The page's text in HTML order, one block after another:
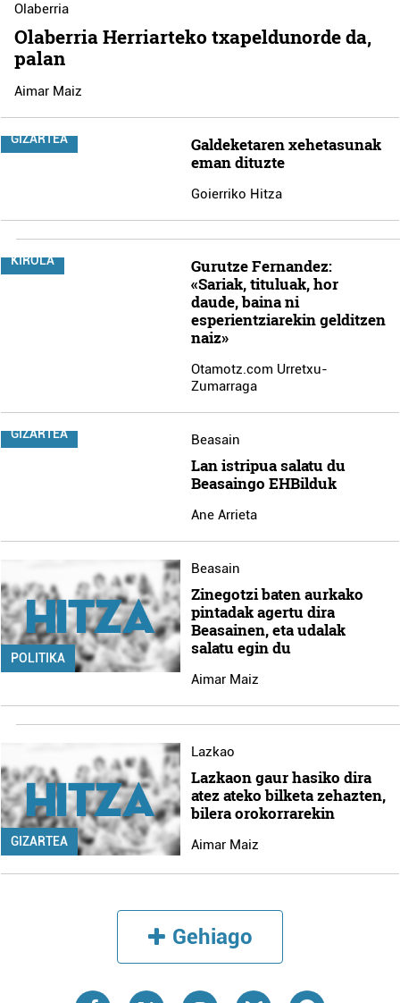
Olaberria
Olaberria Herriarteko txapeldunorde da,
palan
Aimar Maiz
GIZARTEA
Galdeketaren xehetasunak
eman dituzte
Goierriko Hitza
KIROLA
Gurutze Fernandez:
«Sariak, tituluak, hor
daude, baina ni
esperientziarekin gelditzen
naiz»
Otamotz.com Urretxu-
Zumarraga
GIZARTEA Beasain
Lan istripua salatu du
Beasaingo EHBilduk
Ane Arrieta
POLITIKA
Beasain
Zinegotzi baten aurkako
pintadak agertu dira
Beasainen, eta udalak
salatu egin du
Aimar Maiz
GIZARTEA
Lazkao
Lazkaon gaur hasiko dira
atez ateko bilketa zehazten,
bilera orokorrarekin
Aimar Maiz
Gehiago